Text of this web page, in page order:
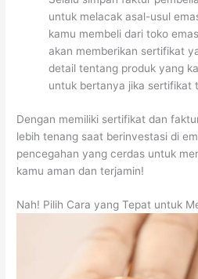
untuk melacak asal-usul
kamu membeli dari toko
akan memberikan sertifikat
detail tentang produk yang
untuk bertanya jika sertifikat
Dengan memiliki sertifikat dan
lebih tenang saat berinvestasi di
pencegahan yang cerdas untuk
kamu aman dan terjamin!
Nah! Pilih Cara yang Tepat untuk